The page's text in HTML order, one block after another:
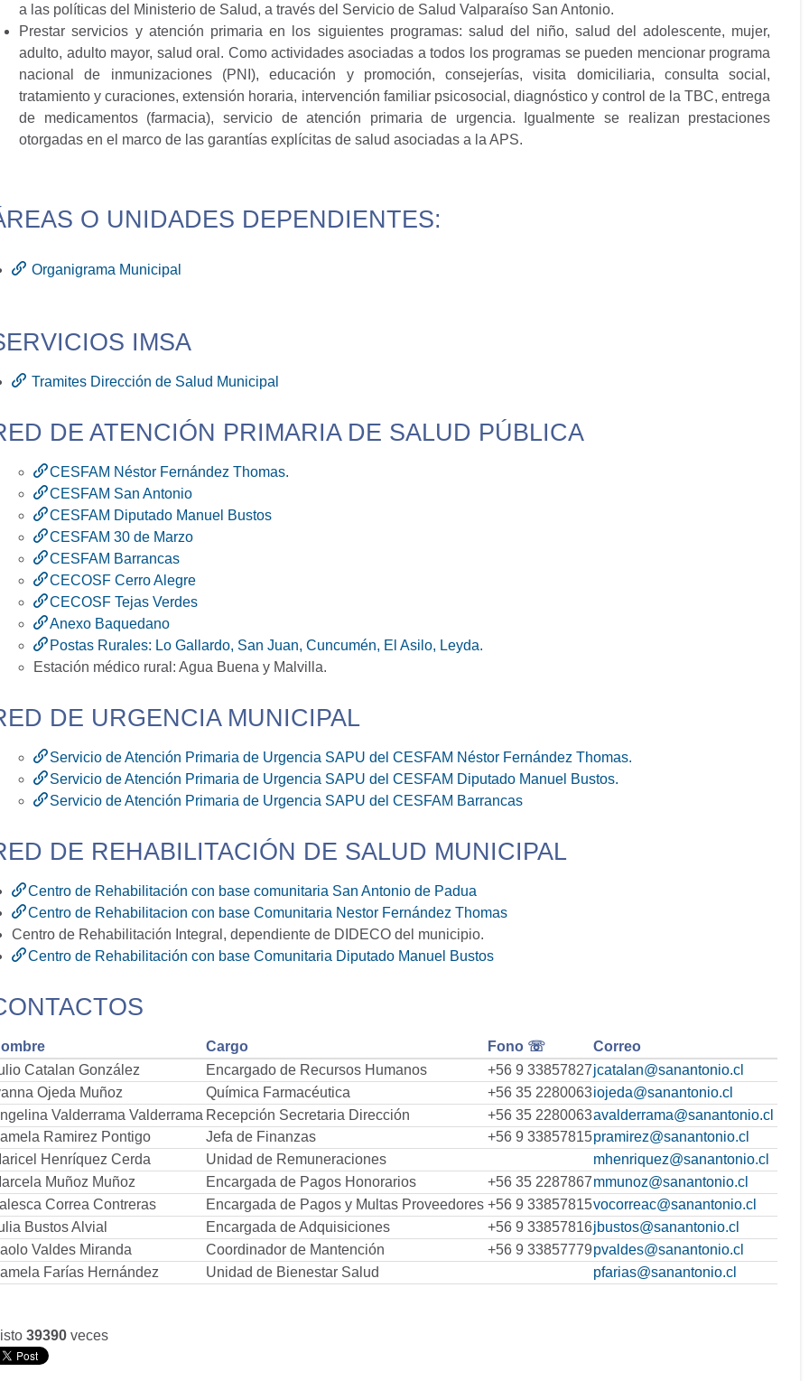
a las políticas del Ministerio de Salud, a través del Servicio de Salud Valparaíso San Antonio.
Prestar servicios y atención primaria en los siguientes programas: salud del niño, salud del adolescente, mujer,
adulto, adulto mayor, salud oral. Como actividades asociadas a todos los programas se pueden mencionar programa
nacional de inmunizaciones (PNI), educación y promoción, consejerías, visita domiciliaria, consulta social,
tratamiento y curaciones, extensión horaria, intervención familiar psicosocial, diagnóstico y control de la TBC, entrega
de medicamentos (farmacia), servicio de atención primaria de urgencia. Igualmente se realizan prestaciones
otorgadas en el marco de las garantías explícitas de salud asociadas a la APS.
O UNIDADES DEPENDIENTES:
Organigrama Municipal
IMSA
Tramites Dirección de Salud Municipal
DE ATENCIÓN PRIMARIA DE SALUD PÚBLICA
CESFAM Néstor Fernández Thomas.
CESFAM San Antonio
CESFAM Diputado Manuel Bustos
CESFAM 30 de Marzo
CESFAM Barrancas
CECOSF Cerro Alegre
CECOSF Tejas Verdes
Anexo Baquedano
Postas Rurales: Lo Gallardo, San Juan, Cuncumén, El Asilo, Leyda.
Estación médico rural: Agua Buena y Malvilla.
DE URGENCIA MUNICIPAL
Servicio de Atención Primaria de Urgencia SAPU del CESFAM Néstor Fernández Thomas.
Servicio de Atención Primaria de Urgencia SAPU del CESFAM Diputado Manuel Bustos.
Servicio de Atención Primaria de Urgencia SAPU del CESFAM Barrancas
DE REHABILITACIÓN DE SALUD MUNICIPAL
Centro de Rehabilitación con base comunitaria San Antonio de Padua
Centro de Rehabilitacion con base Comunitaria Nestor Fernández Thomas
Centro de Rehabilitación Integral, dependiente de DIDECO del municipio.
Centro de Rehabilitación con base Comunitaria Diputado Manuel Bustos
Cargo Fono ☏
Correo
Catalan González
Encargado de Recursos Humanos +56 9 33857827jcatalan@sanantonio.cl
Ojeda Muñoz
Química Farmacéutica +56 35 2280063iojeda@sanantonio.cl
Valderrama Valderrama Recepción Secretaria Dirección +56 35 2280063avalderrama@sanantonio.cl
Ramirez Pontigo
Jefa de Finanzas +56 9 33857815pramirez@sanantonio.cl
Henríquez Cerda
Unidad de Remuneraciones
mhenriquez@sanantonio.cl
Muñoz Muñoz
Encargada de Pagos Honorarios +56 35 2287867mmunoz@sanantonio.cl
Correa Contreras
Encargada de Pagos y Multas Proveedores +56 9 33857815vocorreac@sanantonio.cl
Bustos Alvial
Encargada de Adquisiciones +56 9 33857816jbustos@sanantonio.cl
Valdes Miranda
Coordinador de Mantención +56 9 33857779pvaldes@sanantonio.cl
Farías Hernández
Unidad de Bienestar Salud pfarias@sanantonio.cl
39390 veces